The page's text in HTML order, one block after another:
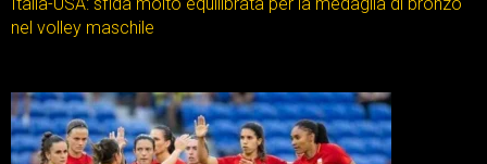
Italia-USA: sfida molto equilibrata per la medaglia di bronzo
nel volley maschile